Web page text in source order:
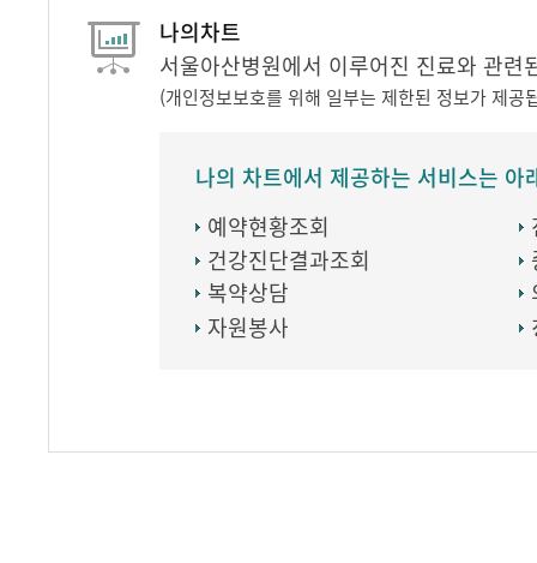
나의차트
서울아산병원에서 이루어진 진료와 관
(개인정보보호를 위해 일부는 제한된 정보가 제공
나의 차트에서 제공하는 서비스는 아
예약현황조회
건강진단결과조회
복약상담
자원봉사